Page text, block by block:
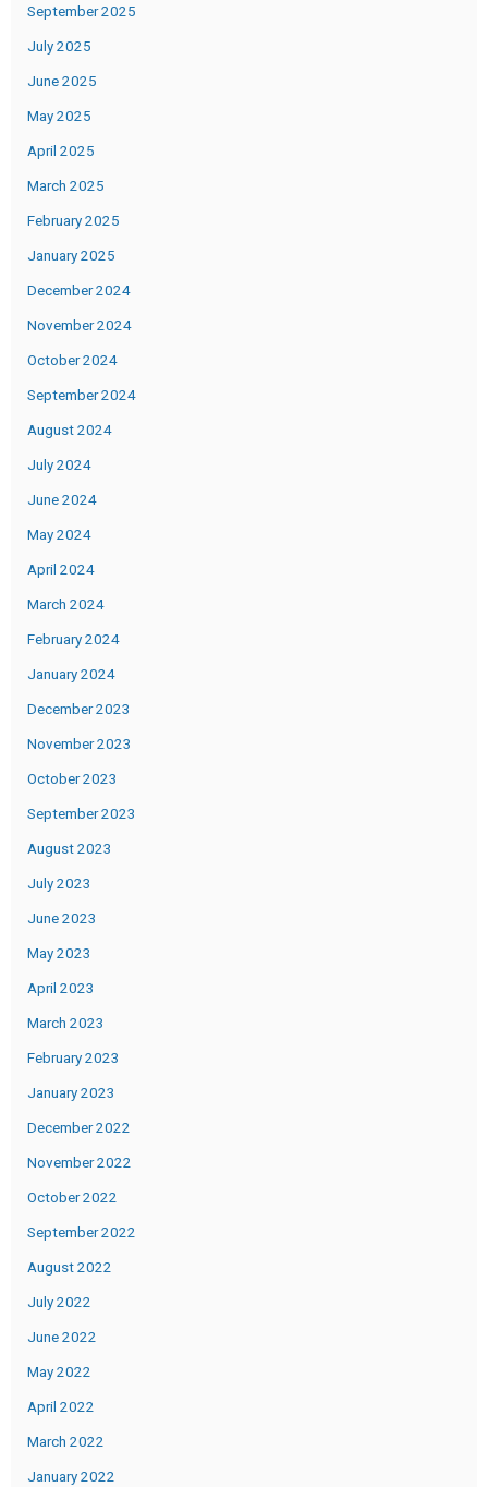
September 2025
July 2025
June 2025
May 2025
April 2025
March 2025
February 2025
January 2025
December 2024
November 2024
October 2024
September 2024
August 2024
July 2024
June 2024
May 2024
April 2024
March 2024
February 2024
January 2024
December 2023
November 2023
October 2023
September 2023
August 2023
July 2023
June 2023
May 2023
April 2023
March 2023
February 2023
January 2023
December 2022
November 2022
October 2022
September 2022
August 2022
July 2022
June 2022
May 2022
April 2022
March 2022
January 2022